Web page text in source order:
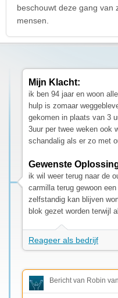
beschouwt deze gang van
mensen.
Mijn Klacht:
ik ben 94 jaar en woon
hulp is zomaar
gekomen in plaats van 3
3uur per twee weken ook
schandalig als er zo met
Gewenste
ik wil weer terug naar de
carmilla terug gewoon
zelfstandig kan blijven
blok gezet worden terwijl
Reageer als bedrijf
Bericht van Robin